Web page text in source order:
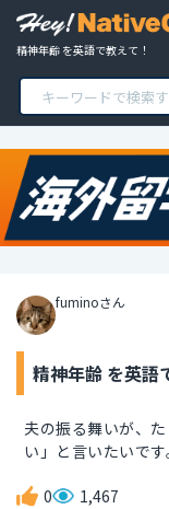
精神年齢 を英語で教えて！
fuminoさん
精神年齢 を英語
夫の振る舞いが、
い」と言いたいです
0 1,467